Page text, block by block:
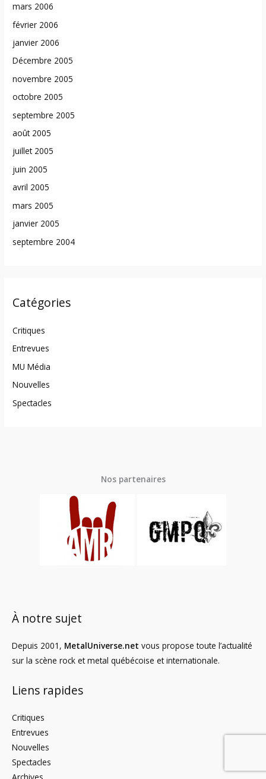
mars 2006
février 2006
janvier 2006
Décembre 2005
novembre 2005
octobre 2005
septembre 2005
août 2005
juillet 2005
juin 2005
avril 2005
mars 2005
janvier 2005
septembre 2004
Catégories
Critiques
Entrevues
MU Média
Nouvelles
Spectacles
Nos partenaires
À notre sujet
Depuis 2001, MetalUniverse.net vous propose toute l’actualité
sur la scène rock et metal québécoise et internationale.
Liens rapides
Critiques
Entrevues
Nouvelles
Spectacles